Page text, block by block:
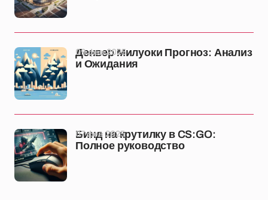
Денвер Милуоки Прогноз: Анализ
и Ожидания
09 фев 2025
Бинд на крутилку в CS:GO:
Полное руководство
07 фев 2025